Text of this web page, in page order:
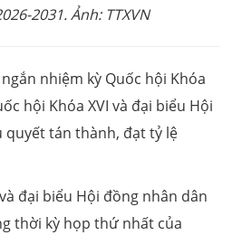
2031. Ảnh: TTXVN
nhiệm kỳ Quốc hội Khóa
hội Khóa XVI và đại biểu Hội
quyết tán thành, đạt tỷ lệ
đại biểu Hội đồng nhân dân
thời kỳ họp thứ nhất của